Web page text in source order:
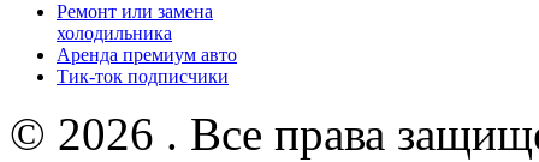
Ремонт или замена
холодильника
Аренда премиум авто
Тик-ток подписчики
© 2026 . Все права